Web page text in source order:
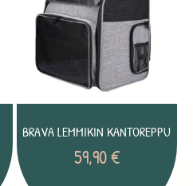
BRAVA LEMMIKIN KANTOREPPU
59,90€